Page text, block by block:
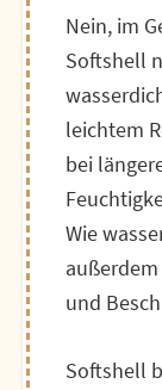
Nein, im
Softshell
leichtem
bei
Wie
und
Softshell